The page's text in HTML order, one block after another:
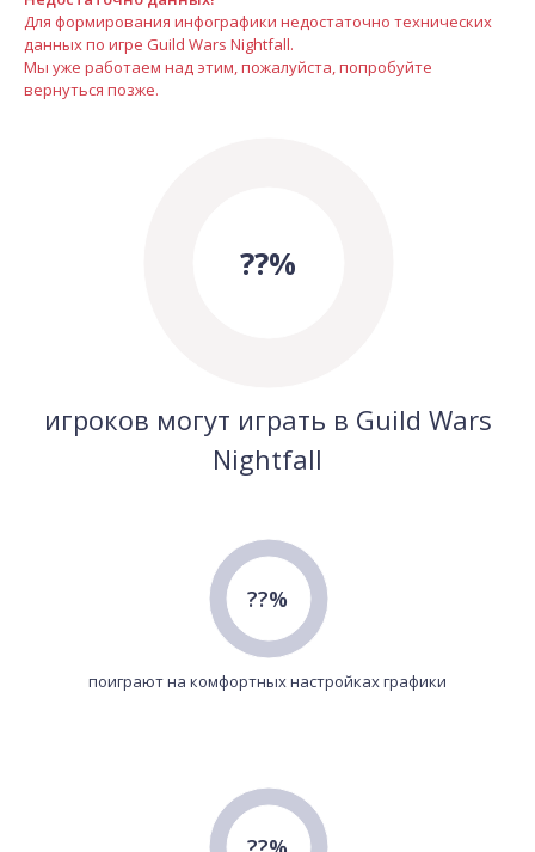
Для формирования инфографики недостаточно технических
данных по игре Guild Wars Nightfall.
Мы уже работаем над этим, пожалуйста, попробуйте
вернуться позже.
??%
игроков могут играть в Guild Wars
Nightfall
??%
поиграют на комфортных настройках графики